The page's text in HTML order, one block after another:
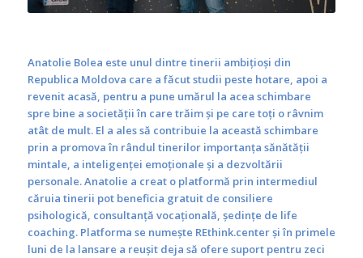
Anatolie Bolea este unul dintre tinerii ambițioși din
Republica Moldova care a făcut studii peste hotare, apoi a
revenit acasă, pentru a pune umărul la acea schimbare
spre bine a societății în care trăim și pe care toți o râvnim
atât de mult. El a ales să contribuie la această schimbare
prin a promova în rândul tinerilor importanța sănătății
mintale, a inteligenței emoționale și a dezvoltării
personale. Anatolie a creat o platformă prin intermediul
căruia tinerii pot beneficia gratuit de consiliere
psihologică, consultanță vocațională, ședințe de life
coaching. Platforma se numește REthink.center și în primele
luni de la lansare a reușit deja să ofere suport pentru zeci